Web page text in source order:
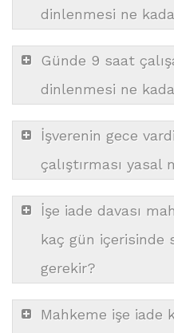
dinlenmesi ne
Günde 9 saat
dinlenmesi ne
İşverenin gece
çalıştırması yasal
İşe iade davası
kaç gün içerisinde
gerekir?
Mahkeme işe iade